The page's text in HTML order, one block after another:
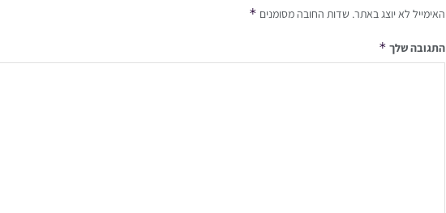
האימייל לא יוצג באתר. שדות החובה מסומנים *
התגובה שלך *